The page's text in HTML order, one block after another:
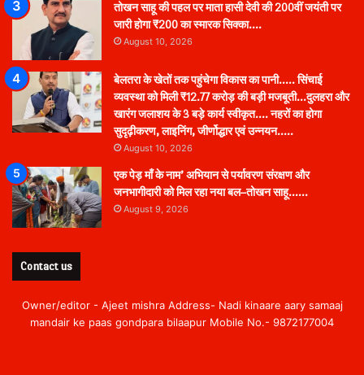
तोखन साहू की पहल पर माता हासी देवी की 200वीं जयंती पर
जारी होगा ₹200 का स्मारक सिक्का….
August 10, 2026
बेलतरा के खेतों तक पहुंचेगा विकास का पानी….. सिंचाई
व्यवस्था को मिली ₹12.77 करोड़ की बड़ी मजबूती…दुलहरा और
खारंग जलाशय के 3 बड़े कार्य स्वीकृत…. नहरों का होगा
सुदृढ़ीकरण, लाइनिंग, जीर्णोद्धार एवं उन्नयन…..
August 10, 2026
एक पेड़ माँ के नाम’ अभियान से पर्यावरण संरक्षण और
जनभागीदारी को मिल रहा नया बल–तोखन साहू……
August 9, 2026
Contact us
Owner/editor - Ajeet mishra Address- Nadi kinaare aary samaaj
mandair ke paas gondpara bilaapur Mobile No.- 9872177004